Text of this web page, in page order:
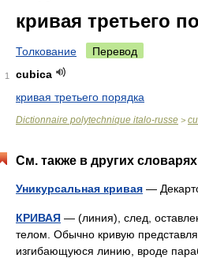
кривая третьего
Толкование Перевод
1
cubica
кривая третьего порядка
Dictionnaire polytechnique italo-russe >
См. также в других
Уникурсальная кривая —
КРИВАЯ — (линия), след,
телом. Обычно кривую
изгибающуюся линию, вроде